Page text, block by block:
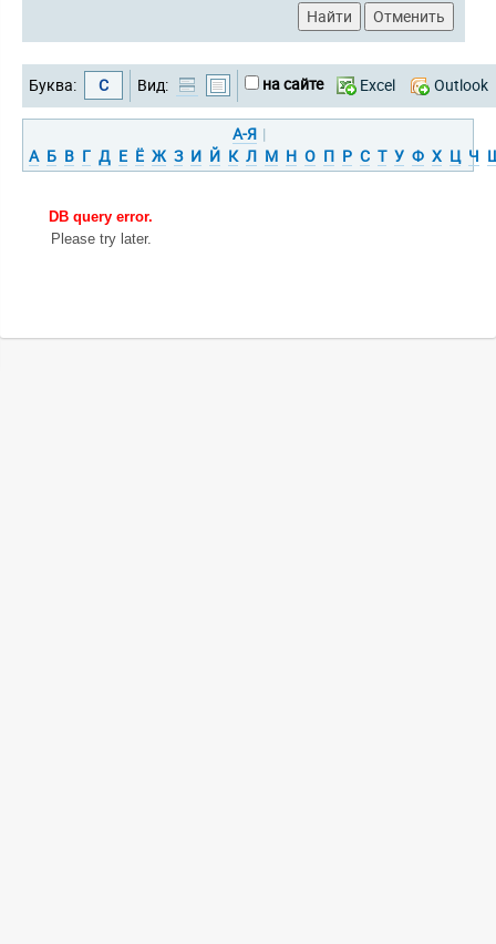
Буква: С Вид: на сайте Excel Outlook
А-Я |
А Б В Г Д Е Ё Ж З И Й К Л М Н О П Р С Т У Ф Х Ц Ч
DB query error.
Please try later.